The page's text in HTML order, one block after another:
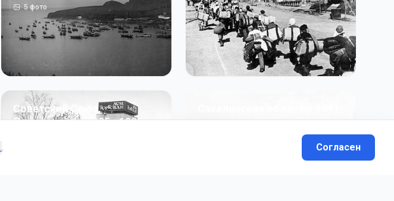
5фото 50фото
Советский Союз.
Перестройка: 1985 - 1991 гг
- н.в.
Согласен